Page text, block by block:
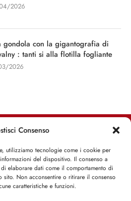
Consenso
utilizziamo tecnologie come i cookie per
del dispositivo. Il consenso a
elaborare dati come il comportamento di
sito. Non acconsentire o ritirare il consenso
caratteristiche e funzioni.
2026
gondola con la gigantografia di
: tanti si alla flotilla fogliante
2026
Newsletter